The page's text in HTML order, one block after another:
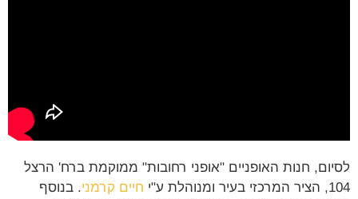
חנות האופניים "אופני רחובות" ממוקמת ברח' הרצל
חיים קרמני. בנוסף